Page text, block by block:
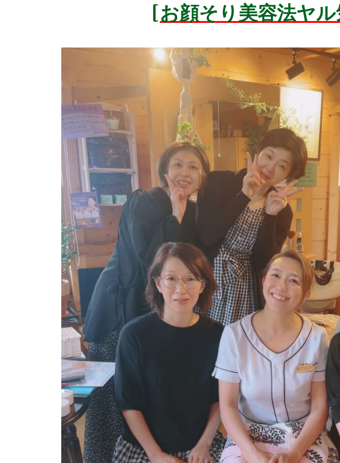
[お顔そり美容法ヤ